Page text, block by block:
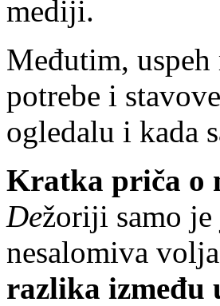
mediji.
Međutim,
potrebe i
ogledalu i kada
Kratka priča
Dežoriji samo je
nesalomiva
razlika između